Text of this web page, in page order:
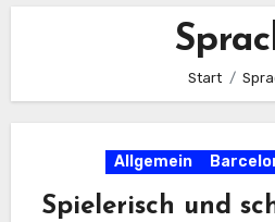
Start
Allgemein
Spielerisch und